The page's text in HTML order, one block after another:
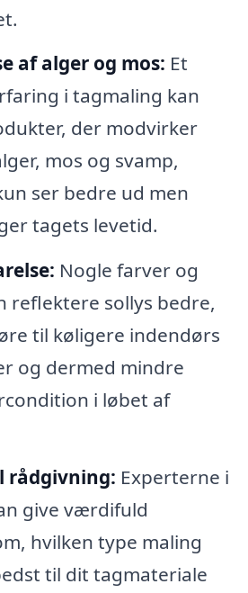
af alger og mos: Et
i tagmaling kan
der modvirker
mos og svamp,
ser bedre ud men
tagets levetid.
Nogle farver og
reflektere sollys bedre,
til køligere indendørs
og dermed mindre
i løbet af
rådgivning: Experterne i
give værdifuld
hvilken type maling
til dit tagmateriale